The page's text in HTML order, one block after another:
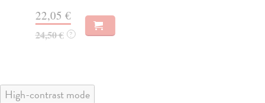
22,05 €
24,50 € ?
High-contrast mode